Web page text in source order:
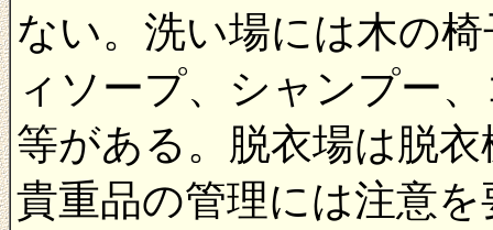
ない。洗い場には木の
ィソープ、シャンプー
等がある。脱衣場は脱
貴重品の管理には注意